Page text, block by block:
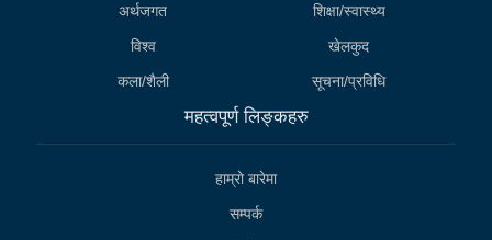
अर्थजगत
शिक्षा/स्वास्थ्य
विश्व
खेलकुद
कला/शैली
सूचना/प्रविधि
महत्वपूर्ण लिङ्कहरु
हाम्राे बारेमा
सम्पर्क